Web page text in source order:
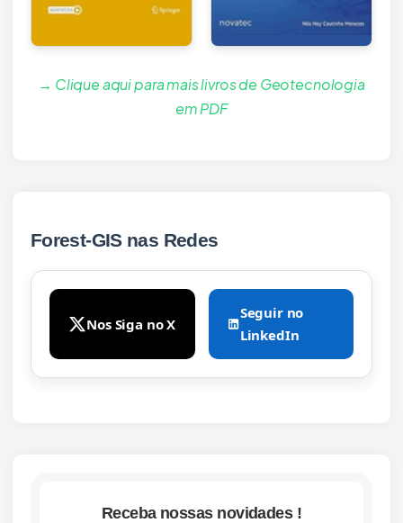
→ Clique aqui para mais livros de Geotecnologia
em PDF
Forest-GIS nas Redes
Nos Siga no X
Seguir no
LinkedIn
Receba nossas novidades !